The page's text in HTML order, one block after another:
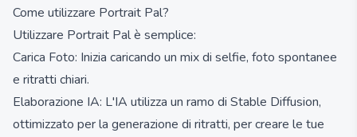
Come utilizzare Portrait Pal?
Utilizzare Portrait Pal è semplice:
Carica Foto: Inizia caricando un mix di selfie, foto spontanee
e ritratti chiari.
Elaborazione IA: L'IA utilizza un ramo di Stable Diffusion,
ottimizzato per la generazione di ritratti, per creare le tue